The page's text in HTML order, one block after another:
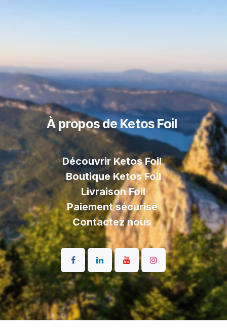
À propos de Ketos Foil
Découvrir Ketos Foil
Boutique Ketos Foil
LivraisonFoil
Paiement sécurisé
Contactez nous